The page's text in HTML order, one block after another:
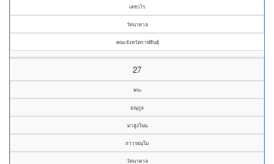
เตชวโร
วัดนาตาล
คณะจังหวัดกาฬสินธุ์
27
พระ
อณุกูล
มาสูงโนน
ถาวรธมฺโม
วัดนาตาล